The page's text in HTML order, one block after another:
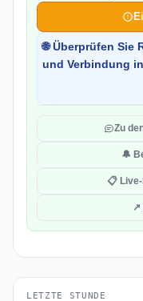
🌐 Überprüfen Sie
und Verbindung
Zu
🔔
📋
↗
LETZTE STUNDE